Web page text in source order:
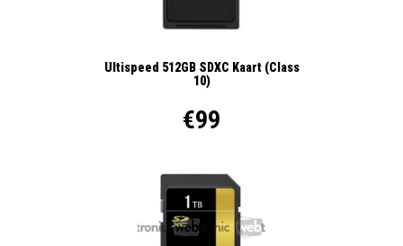
Ultispeed 512GB SDXC Kaart (Class
10)
€99